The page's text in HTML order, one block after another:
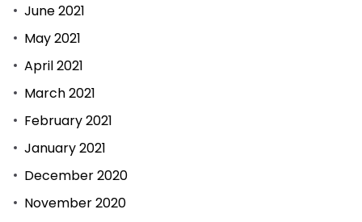
June 2021
May 2021
April 2021
March 2021
February 2021
January 2021
December 2020
November 2020